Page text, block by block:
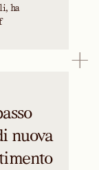
ha
nuova